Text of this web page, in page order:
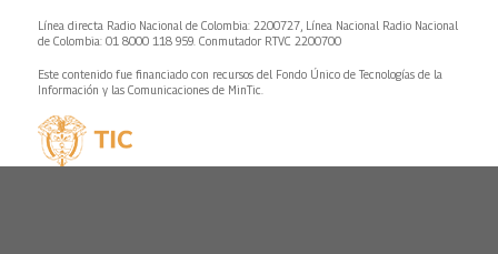
Línea directa Radio Nacional de Colombia: 2200727, Línea Nacional Radio Nacional
de Colombia: 01 8000 118 959. Conmutador RTVC 2200700
Este contenido fue financiado con recursos del Fondo Único de Tecnologías de la
Información y las Comunicaciones de MinTic.